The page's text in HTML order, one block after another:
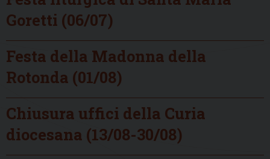
Goretti (06/07)
Festa della Madonna della
Rotonda (01/08)
Chiusura uffici della Curia
diocesana (13/08-30/08)